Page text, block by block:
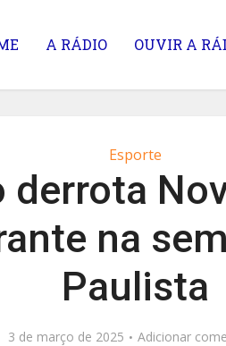
A RÁDIO OUVIR A
Esporte
derrota
na
Paulista
3 de março de 2025 Adicionar